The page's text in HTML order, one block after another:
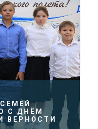
С ДНЁМ
ВЕРНОСТИ